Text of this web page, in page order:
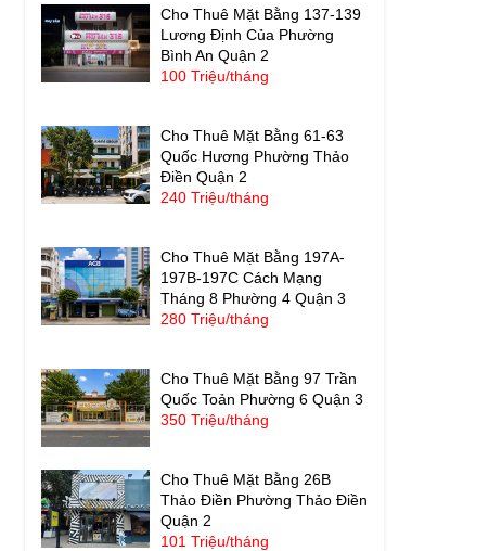
Cho Thuê Mặt Bằng 137-139
Lương Định Của Phường
Bình An Quận 2
100 Triệu/tháng
Cho Thuê Mặt Bằng 61-63
Quốc Hương Phường Thảo
Điền Quận 2
240 Triệu/tháng
Cho Thuê Mặt Bằng 197A-
197B-197C Cách Mạng
Tháng 8 Phường 4 Quận 3
280 Triệu/tháng
Cho Thuê Mặt Bằng 97 Trần
Quốc Toản Phường 6 Quận 3
350 Triệu/tháng
Cho Thuê Mặt Bằng 26B
Thảo Điền Phường Thảo Điền
Quận 2
101 Triệu/tháng